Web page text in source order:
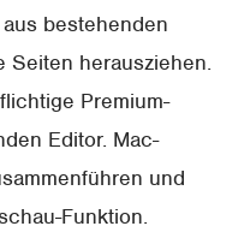
bestehenden
Seiten herausziehen.
Premium-
Editor. Mac-
und
Funktion.